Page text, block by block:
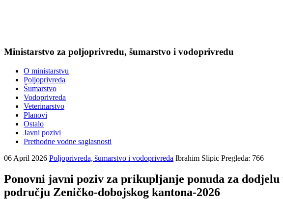
Ministarstvo za poljoprivredu, šumarstvo i vodoprivredu
O ministarstvu
Poljoprivreda
Šumarstvo
Vodoprivreda
Veterinarstvo
Planovi
Ostalo
Javni pozivi
Prethodne vodne saglasnosti
06 April 2026 Poljoprivreda, šumarstvo i vodoprivreda Ibrahim Slipic Pregleda: 766
Ponovni javni poziv za prikupljanje ponuda za
području Zeničko-dobojskog kantona-2026